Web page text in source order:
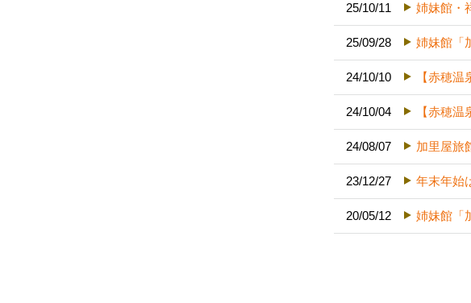
25/10/11 姉妹館・
25/09/28 姉妹館「
24/10/10 【赤穂
24/10/04 【赤穂
24/08/07 加里屋旅
23/12/27 年末年始
20/05/12 姉妹館「